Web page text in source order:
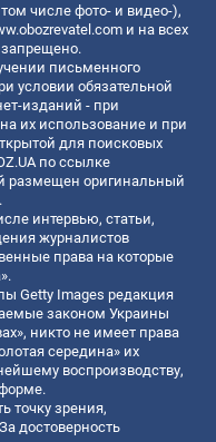
числе фото- и видео-),
и на всех
письменного
условии обязательной
изданий - при
их использование и при
для поисковых
по ссылке
размещен оригинальный
интервью, статьи,
журналистов
права на которые
Getty Images редакция
законом Украины
никто не имеет права
середина» их
воспроизводству,
точку зрения,
достоверность